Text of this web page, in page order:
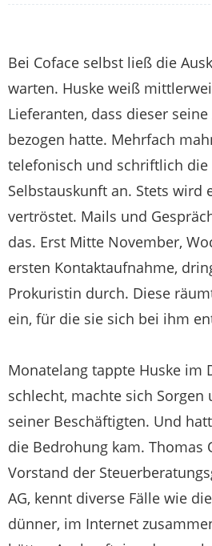
Bei Coface selbst ließ die
warten. Huske weiß
Lieferanten, dass dieser
bezogen hatte. Mehrfach
telefonisch und schriftlich die
Selbstauskunft an. Stets wird
vertröstet. Mails und
das. Erst Mitte November,
ersten Kontaktaufnahme,
Prokuristin durch. Diese
ein, für die sie sich bei ihm
Monatelang tappte Huske im
schlecht, machte sich Sorgen
seiner Beschäftigten. Und
die Bedrohung kam. Thomas
Vorstand der
AG, kennt diverse Fälle wie
dünner, im Internet